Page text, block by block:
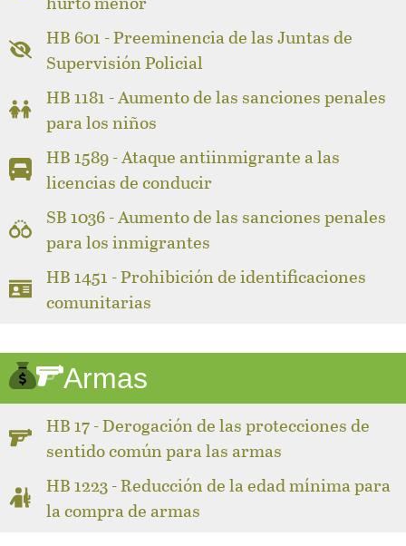
HB 601 - Preeminencia de las Juntas de
Supervisión Policial
HB 1181 - Aumento de las sanciones penales
para los niños
HB 1589 - Ataque antiinmigrante a las
licencias de conducir
SB 1036 - Aumento de las sanciones penales
para los inmigrantes
HB 1451 - Prohibición de identificaciones
comunitarias
Armas
HB 17 - Derogación de las protecciones de
sentido común para las armas
HB 1223 - Reducción de la edad mínima para
la compra de armas